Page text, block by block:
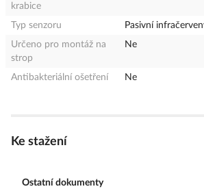
krabice
Typ senzoru
Pasivní
Určeno pro montáž na
strop
Ne
Antibakteriální ošetření Ne
Ke stažení
Ostatní dokumenty